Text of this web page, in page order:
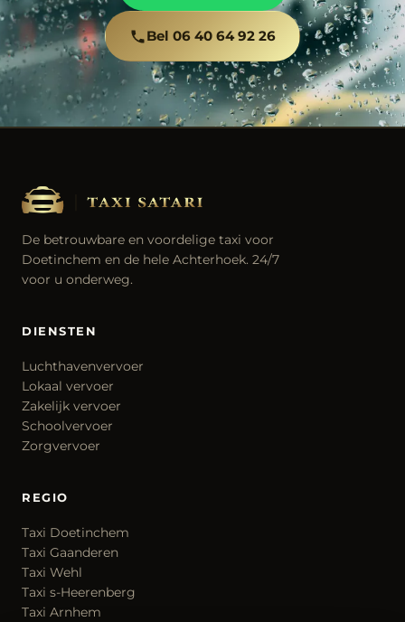
Bel 06 40 64 92 26
De betrouwbare en voordelige taxi voor
Doetinchem en de hele Achterhoek. 24/7
voor u onderweg.
DIENSTEN
Luchthavenvervoer
Lokaal vervoer
Zakelijk vervoer
Schoolvervoer
Zorgvervoer
REGIO
Taxi Doetinchem
Taxi Gaanderen
Taxi Wehl
Taxi s-Heerenberg
Taxi Arnhem